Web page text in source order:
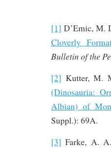
[1] D’Emic, M.
Cloverly
Bulletin of the
[2] Kutter, M.
(Dinosauria:
Albian) of
Suppl.): 69A.
[3] Farke, A.